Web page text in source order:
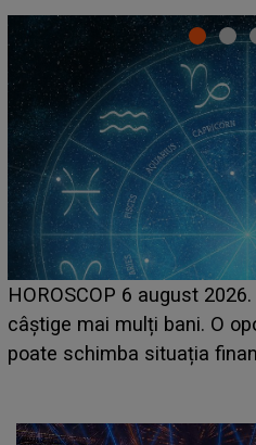
LINE-UP UNTOLD ONE,
care deschid festivalul și
așteptate concerte pe